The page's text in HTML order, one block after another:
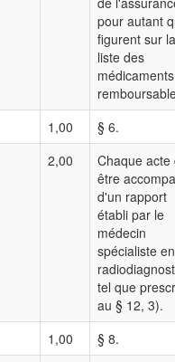
pour autant
figurent sur la
liste des
médicaments
1,00
§ 6.
2,00
Chaque acte
être
d'un rapport
établi par le
médecin
spécialiste en
tel que
au § 12, 3).
1,00
§ 8.